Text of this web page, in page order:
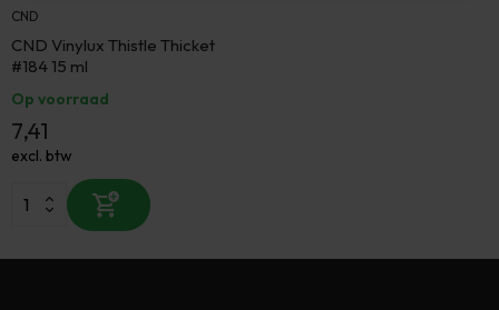
CND
CND Vinylux Thistle Thicket
#184 15 ml
Op voorraad
7,41
excl. btw